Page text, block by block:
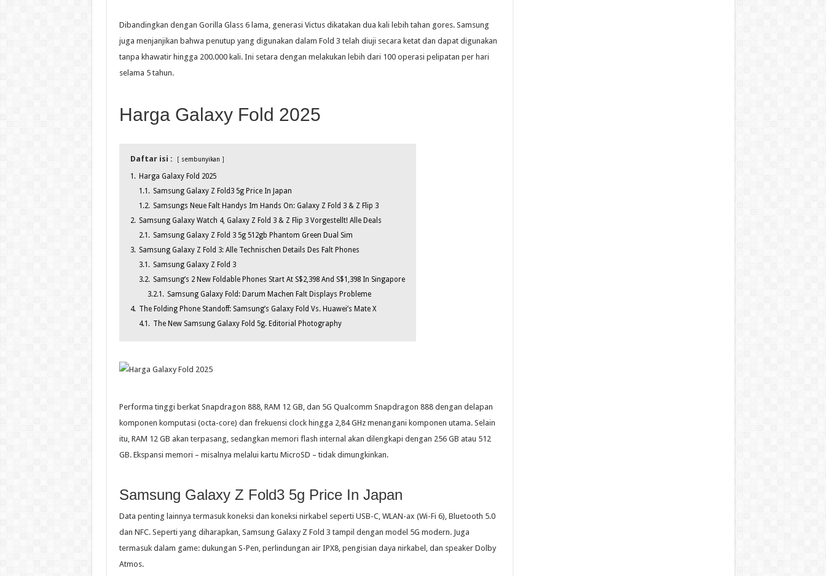
Dibandingkan dengan Gorilla Glass 6 lama, generasi Victus dikatakan dua kali lebih tahan gores. Samsung
juga menjanjikan bahwa penutup yang digunakan dalam Fold 3 telah diuji secara ketat dan dapat digunakan
tanpa khawatir hingga 200.000 kali. Ini setara dengan melakukan lebih dari 100 operasi pelipatan per hari
selama 5 tahun.
Harga Galaxy Fold 2025
Daftar isi : sembunyikan
1. Harga Galaxy Fold 2025
1.1. Samsung Galaxy Z Fold3 5g Price In Japan
1.2. Samsungs Neue Falt Handys Im Hands On: Galaxy Z Fold 3 & Z Flip 3
2. Samsung Galaxy Watch 4, Galaxy Z Fold 3 & Z Flip 3 Vorgestellt! Alle Deals
2.1. Samsung Galaxy Z Fold 3 5g 512gb Phantom Green Dual Sim
3. Samsung Galaxy Z Fold 3: Alle Technischen Details Des Falt Phones
3.1. Samsung Galaxy Z Fold 3
3.2. Samsung’s 2 New Foldable Phones Start At S$2,398 And S$1,398 In Singapore
3.2.1. Samsung Galaxy Fold: Darum Machen Falt Displays Probleme
4. The Folding Phone Standoff: Samsung’s Galaxy Fold Vs. Huawei’s Mate X
4.1. The New Samsung Galaxy Fold 5g. Editorial Photography
Performa tinggi berkat Snapdragon 888, RAM 12 GB, dan 5G Qualcomm Snapdragon 888 dengan delapan
komponen komputasi (octa-core) dan frekuensi clock hingga 2,84 GHz menangani komponen utama. Selain
itu, RAM 12 GB akan terpasang, sedangkan memori flash internal akan dilengkapi dengan 256 GB atau 512
GB. Ekspansi memori – misalnya melalui kartu MicroSD – tidak dimungkinkan.
Samsung Galaxy Z Fold3 5g Price In Japan
Data penting lainnya termasuk koneksi dan koneksi nirkabel seperti USB-C, WLAN-ax (Wi-Fi 6), Bluetooth 5.0
dan NFC. Seperti yang diharapkan, Samsung Galaxy Z Fold 3 tampil dengan model 5G modern. Juga
termasuk dalam game: dukungan S-Pen, perlindungan air IPX8, pengisian daya nirkabel, dan speaker Dolby
Atmos.